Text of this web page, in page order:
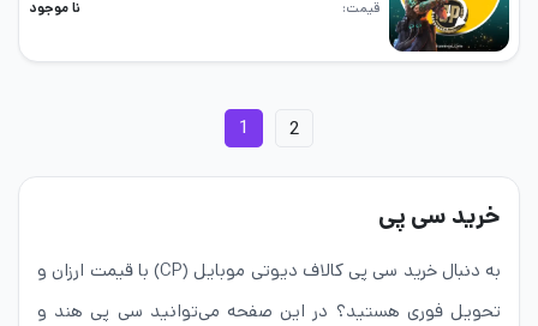
قیمت
نا موجود
1 2
خرید سی پی
به‌ دنبال خرید سی پی کالاف دیوتی موبایل (CP) با قیمت ارزان و
تحویل فوری هستید؟ در این صفحه می‌توانید سی پی هند و